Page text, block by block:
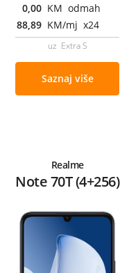
0,00 KM odmah
88,89 KM/mj x24
uz Extra S
Saznaj više
Realme
Note 70T (4+256)